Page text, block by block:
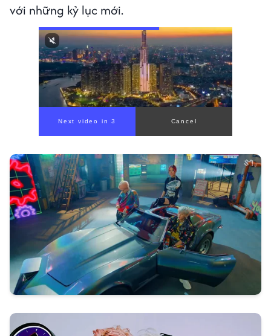
với những kỷ lục mới.